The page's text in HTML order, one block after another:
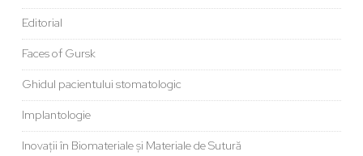
Editorial
Faces of Gursk
Ghidul pacientului stomatologic
Implantologie
Inovații în Biomateriale și Materiale de Sutură